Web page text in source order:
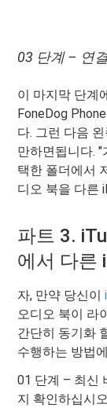
03 단계 – 연
이 마지막 단계
FoneDog
다. 그런 다음
만하면됩니다.
택한 폴더에서
디오 북을 다른
파트 3.
에서 다른
자, 만약 당신이
오디오 북이 라
간단히 동기화
수행하는 방법
01 단계 – 최신
지 확인하십시